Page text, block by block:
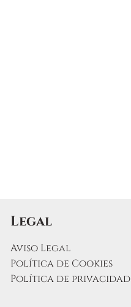
Legal
Aviso Legal
Política de Cookies
Política de privacidad